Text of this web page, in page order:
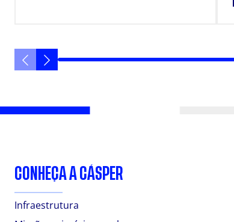
CONHEÇA A CÁSPER
Infraestrutura